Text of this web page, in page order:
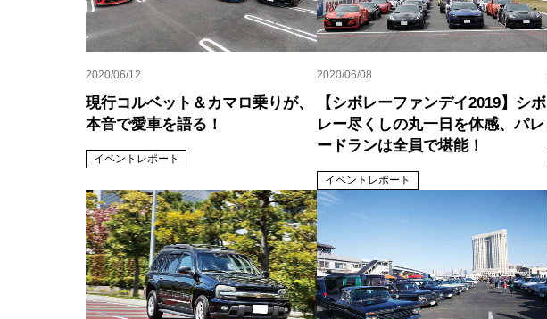
2020/06/12
現行コルベット＆カマロ乗りが、
本音で愛車を語る！
イベントレポート
2020/06/08
【シボレーファンデイ2019】シボ
レー尽くしの丸一日を体感、パレ
ードランは全員で堪能！
イベントレポート